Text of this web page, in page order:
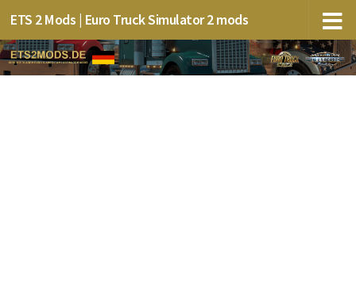
ETS 2 Mods | Euro Truck Simulator 2 mods